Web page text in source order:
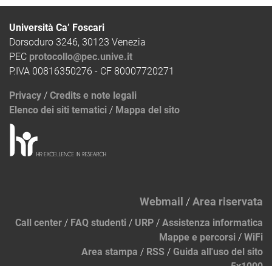
Università Ca’ Foscari
Dorsoduro 3246, 30123 Venezia
PEC protocollo@pec.unive.it
P.IVA 00816350276 - CF 80007720271
Privacy / Credits e note legali
Elenco dei siti tematici / Mappa del sito
Webmail /Area riservata
Call center / FAQ studenti / URP / Assistenza informatica
Mappe e percorsi / WiFi
Area stampa / RSS / Guida all'uso del sito